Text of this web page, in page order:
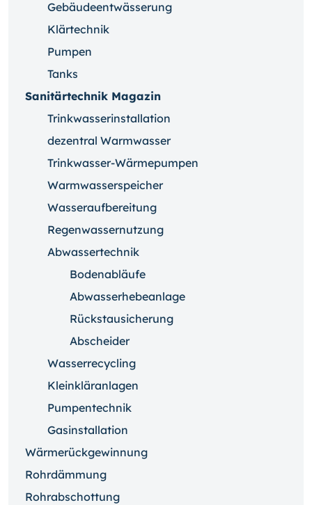
Gebäudeentwässerung
Klärtechnik
Pumpen
Tanks
Sanitärtechnik Magazin
Trinkwasserinstallation
dezentral Warmwasser
Trinkwasser-Wärmepumpen
Warmwasserspeicher
Wasseraufbereitung
Regenwassernutzung
Abwassertechnik
Bodenabläufe
Abwasserhebeanlage
Rückstausicherung
Abscheider
Wasserrecycling
Kleinkläranlagen
Pumpentechnik
Gasinstallation
Wärmerückgewinnung
Rohrdämmung
Rohrabschottung